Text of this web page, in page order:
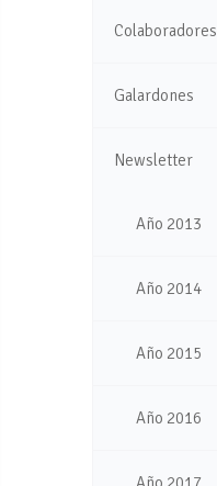
Colaboradores
Galardones
Newsletter
Año 2013
Año 2014
Año 2015
Año 2016